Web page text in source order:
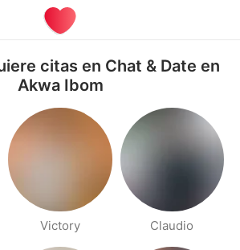
citas en Chat & Date en
Akwa Ibom
Victory Claudio